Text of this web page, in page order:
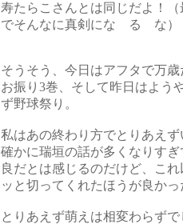
寿たらこさんとは同じだよ！
でそんなに真剣にな る な）
そうそう、今日はアフタで万
お振り3巻、そして昨日はよう
ず野球祭り。
私はあの終わり方でとりあえ
確かに瑞垣の話が多くなりす
良だとは感じるのだけど、こ
ッと切ってくれたほうが良か
とりあえず萌えは相変わらず